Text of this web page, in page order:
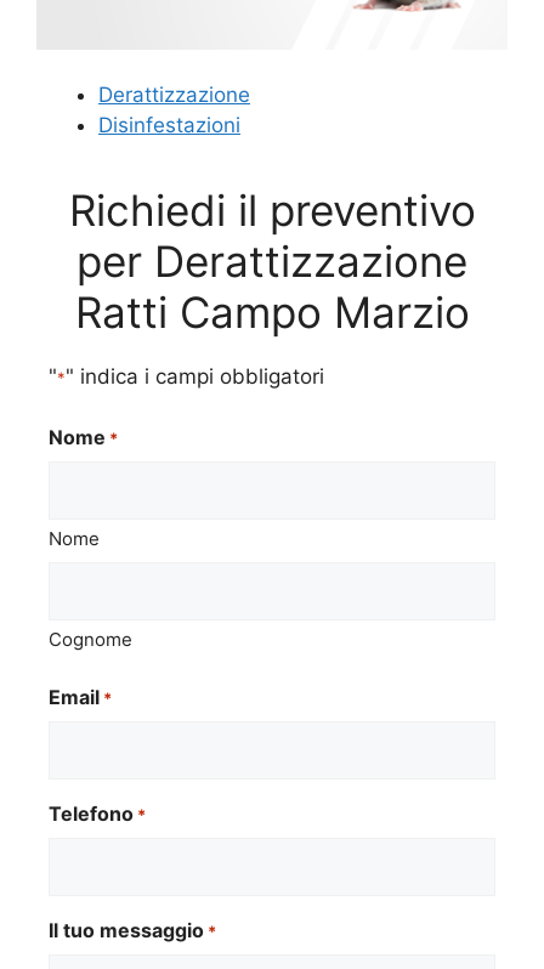
Derattizzazione
Disinfestazioni
Richiedi il preventivo
per Derattizzazione
Ratti Campo Marzio
"*" indica i campi obbligatori
Nome *
Nome
Cognome
Email *
Telefono *
Il tuo messaggio *